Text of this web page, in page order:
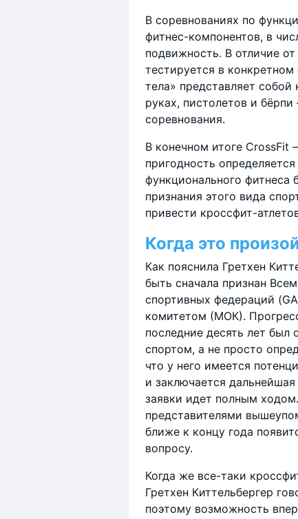
В соревнованиях по
фитнес-компонентов, в
подвижность. В отличие
тестируется в
тела» представляет
руках, пистолетов и
соревнования.
В конечном итоге CrossFit
пригодность
функционального фитнеса
признания этого вида
привести кроссфит-
Когда это
Как пояснила Гретхен
быть сначала признан
спортивных федераций
комитетом (МОК).
последние десять лет был
спортом, а не просто
что у него имеется
и заключается
заявки идет полным
представителями
ближе к концу года
вопросу.
Когда же все-таки
Гретхен Киттельбергер
поэтому возможность